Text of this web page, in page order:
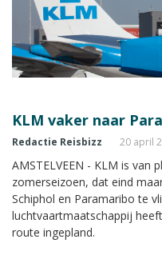
KLM vaker naar
Redactie Reisbizz 20 april
AMSTELVEEN - KLM is van
zomerseizoen, dat eind
Schiphol en Paramaribo te
luchtvaartmaatschappij
route ingepland.